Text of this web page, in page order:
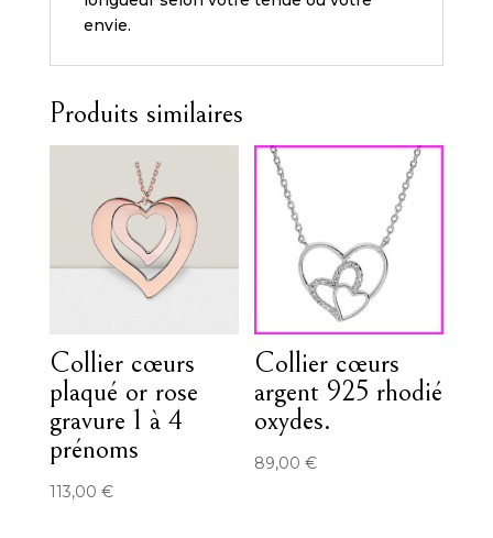
envie.
Produits similaires
Collier cœurs
plaqué or rose
gravure 1 à 4
prénoms
113,00 €
Collier cœurs
argent 925 rhodié
oxydes.
89,00€